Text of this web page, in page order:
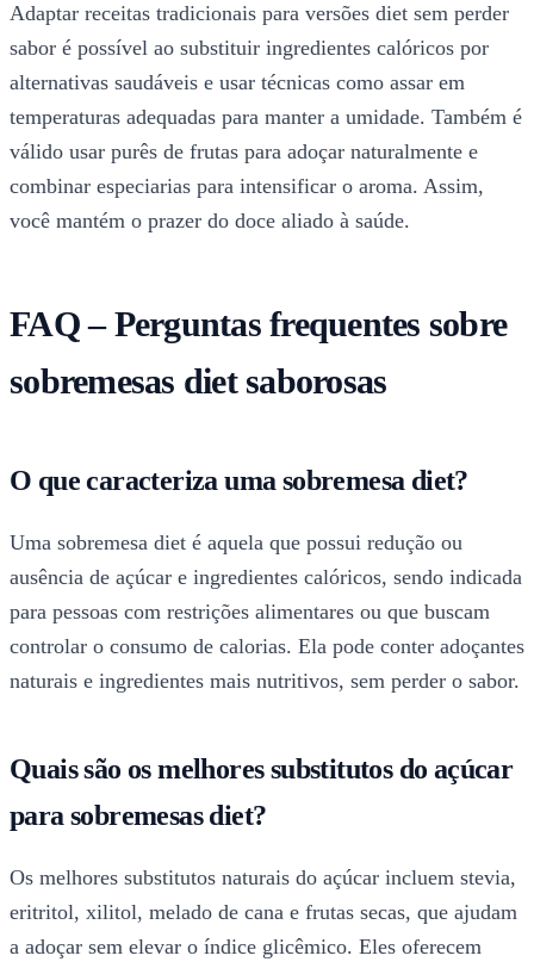
Adaptar receitas tradicionais para versões diet sem perder
sabor é possível ao substituir ingredientes calóricos por
alternativas saudáveis e usar técnicas como assar em
temperaturas adequadas para manter a umidade. Também é
válido usar purês de frutas para adoçar naturalmente e
combinar especiarias para intensificar o aroma. Assim,
você mantém o prazer do doce aliado à saúde.
FAQ – Perguntas frequentes sobre
sobremesas diet saborosas
O que caracteriza uma sobremesa diet?
Uma sobremesa diet é aquela que possui redução ou
ausência de açúcar e ingredientes calóricos, sendo indicada
para pessoas com restrições alimentares ou que buscam
controlar o consumo de calorias. Ela pode conter adoçantes
naturais e ingredientes mais nutritivos, sem perder o sabor.
Quais são os melhores substitutos do açúcar
para sobremesas diet?
Os melhores substitutos naturais do açúcar incluem stevia,
eritritol, xilitol, melado de cana e frutas secas, que ajudam
a adoçar sem elevar o índice glicêmico. Eles oferecem